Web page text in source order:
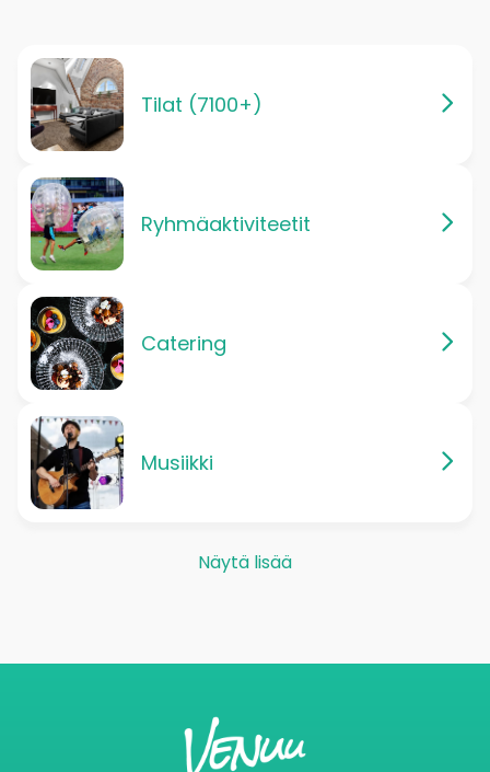
Tilat (7100+)
Ryhmäaktiviteetit
Catering
Musiikki
Näytä lisää